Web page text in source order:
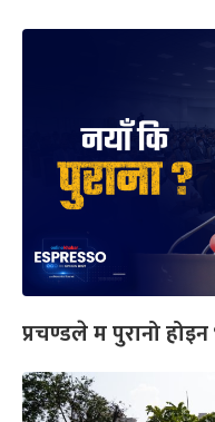
प्रचण्डले म पुरानो